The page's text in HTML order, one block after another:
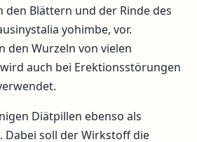
den Blättern und der Rinde des
yohimbe, vor.
den Wurzeln von vielen
auch bei Erektionsstörungen
Diätpillen ebenso als
soll der Wirkstoff die